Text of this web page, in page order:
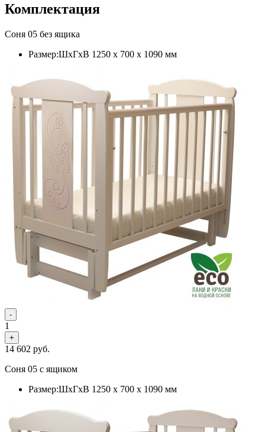
Комплектация
Соня 05 без ящика
Размер:ШхГхВ 1250 х 700 х 1090 мм
-
1
+
14 602 руб.
Соня 05 с ящиком
Размер:ШхГхВ 1250 х 700 х 1090 мм